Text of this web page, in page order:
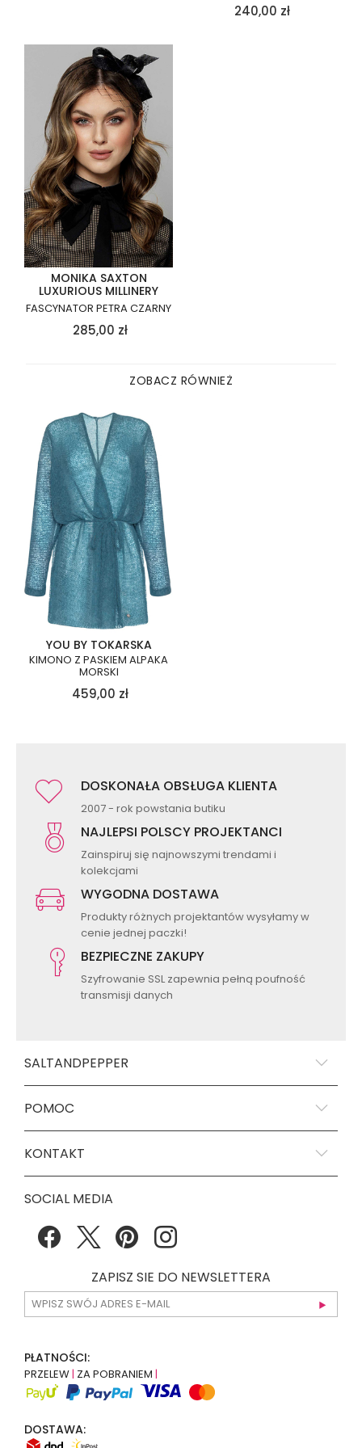
240,00 zł
MONIKA SAXTON
LUXURIOUS MILLINERY
FASCYNATOR PETRA CZARNY
285,00 zł
ZOBACZ RÓWNIEŻ
YOU BY TOKARSKA
KIMONO Z PASKIEM ALPAKA
MORSKI
459,00 zł
DOSKONAŁA OBSŁUGA KLIENTA
2007 - rok powstania butiku
NAJLEPSI POLSCY PROJEKTANCI
Zainspiruj się najnowszymi trendami i
kolekcjami
WYGODNA DOSTAWA
Produkty różnych projektantów wysyłamy w
cenie jednej paczki!
BEZPIECZNE ZAKUPY
Szyfrowanie SSL zapewnia pełną poufność
transmisji danych
SALTANDPEPPER
POMOC
KONTAKT
SOCIAL MEDIA
ZAPISZ SIE DO NEWSLETTERA
PŁATNOŚCI:
PRZELEW | ZA POBRANIEM |
DOSTAWA: